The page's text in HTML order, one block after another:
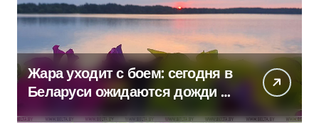
Жара уходит с боем: сегодня в
Беларуси ожидаются дожди и
грозы